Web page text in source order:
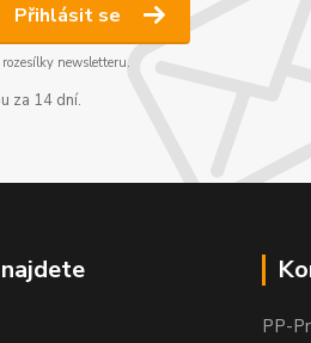
Přihlásit se
newsletteru.
za 14 dní.
PP-